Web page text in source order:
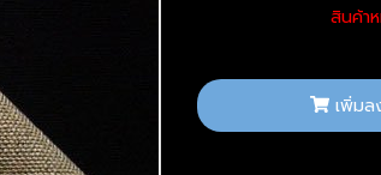
สินค้า
เพิ่มล